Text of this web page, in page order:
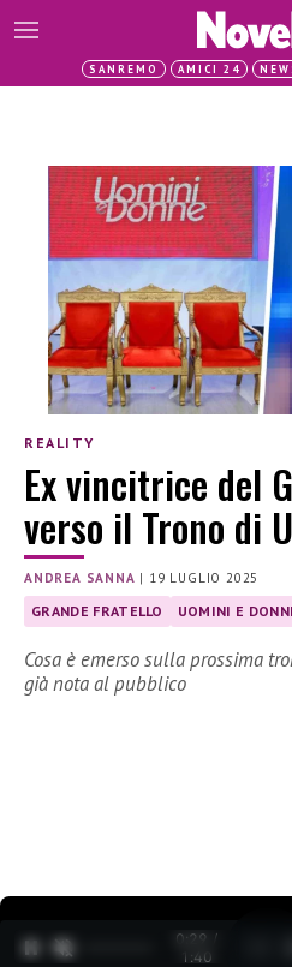
SANREMO AMICI 24
REALITY
Ex vincitrice del
verso il Trono di
ANDREA SANNA | 19 LUGLIO 2025
GRANDE FRATELLO UOMINI E
Cosa è emerso sulla prossima
già nota al pubblico
0:30 /
1:40